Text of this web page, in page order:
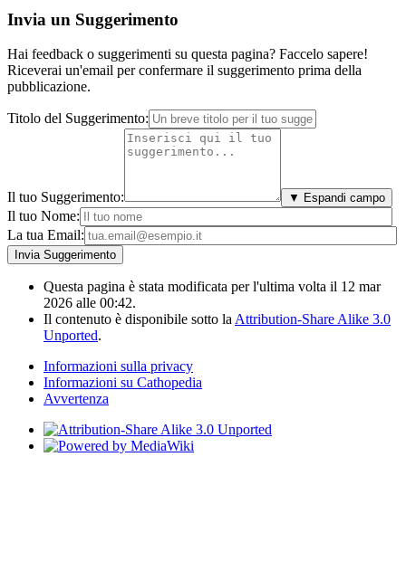
Invia un Suggerimento
Hai feedback o suggerimenti su questa pagina? Faccelo sapere!
Riceverai un'email per confermare il suggerimento prima della
pubblicazione.
Titolo del Suggerimento:
Il tuo Suggerimento: ▼ Espandi campo
Il tuo Nome:
La tua Email:
Questa pagina è stata modificata per l'ultima volta il 12 mar
2026 alle 00:42.
Il contenuto è disponibile sotto la Attribution-Share Alike 3.0
Unported.
Informazioni sulla privacy
Informazioni su Cathopedia
Avvertenza